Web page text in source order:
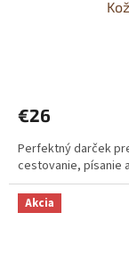
€26
Perfektný darček
cestovanie, písanie
Akcia